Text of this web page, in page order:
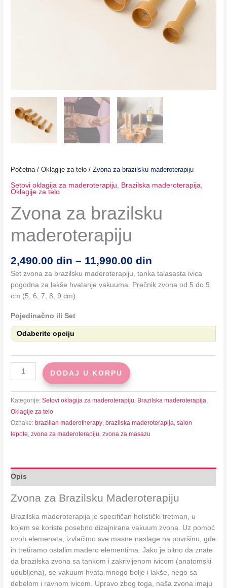
Početna/Oklagije za telo / Zvona za brazilsku maderoterapiju
Setovi oklagija za maderoterapiju Brazilska maderoterapija
Oklagije za telo
Zvona za brazilsku
maderoterapiju
2,490.00din – 11,990.00din
cena:
od
Set zvona za brazilsku maderoterapiju, tanka talasasta ivica
pogodna za lakše hvatanje vakuuma. Prečnik zvona od 5 do 9
cm (5, 6, 7, 8, 9 cm).
Pojedinačno ili Set
Zvona
za
brazilsku
maderoterapiju
količina
DODAJ U KORPU
Kategorije:Setovi oklagija za maderoterapiju, Brazilska maderoterapija,
Oklagije za telo
Oznake: brazilian maderotherapy, brazilska maderoterapija,salon
lepote,zvona za maderoterapiju,zvona za masazu
Opis
Zvona za Brazilsku Maderoterapiju
Brazilska maderoterapija je specifičan holistički tretman, u
kojem se koriste posebno dizajnirana vakuum zvona. Uz pomoć
ovoh elemenata, izvlačimo sve masne naslage na površinu, gde
ih tretiramo ostalim madero elementima. Jako je bitno da znate
da brazilska zvona sa tankom i zakrivljenom ivicom (anatomski
udubljena), se vakuum hvata mnogo bolje i lakše, nego sa
debelom i ravnom ivicom. Upravo zbog toga, naša zvona imaju